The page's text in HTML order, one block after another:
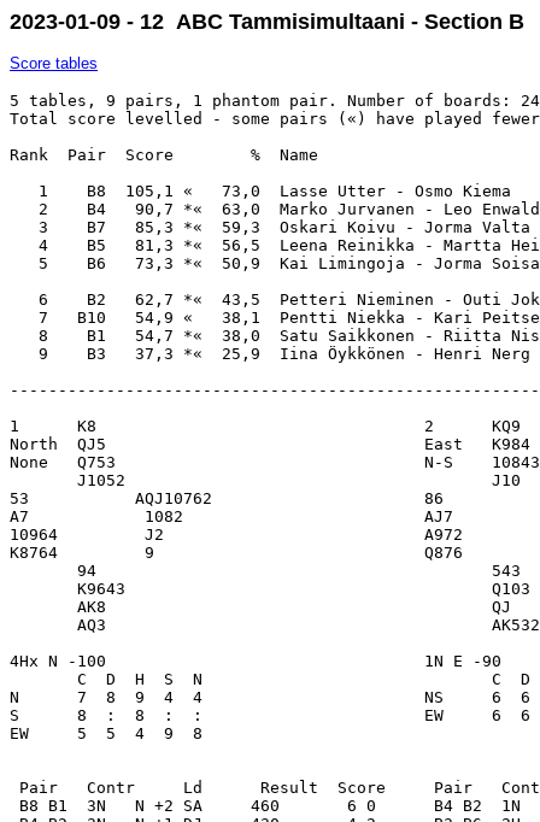
2023-01-09 - 12 ABC Tammisimultaani - Section B
Score tables
5 tables, 9 pairs, 1 phantom pair. Number of boards:
Total score levelled - some pairs («) have played
Rank  Pair  Score        %  Name
1    B8  105,1 «   73,0  Lasse Utter -
2    B4   90,7 *«  63,0  Marko Jurvanen - Leo
3    B7   85,3 *«  59,3  Oskari Koivu -
4    B5   81,3 *«  56,5  Leena Reinikka -
5    B6   73,3 *«  50,9  Kai Limingoja - Jorma
6    B2   62,7 *«  43,5  Petteri Nieminen
7   B10   54,9 «   38,1  Pentti Niekka -
8    B1   54,7 *«  38,0  Satu Saikkonen - Riitta